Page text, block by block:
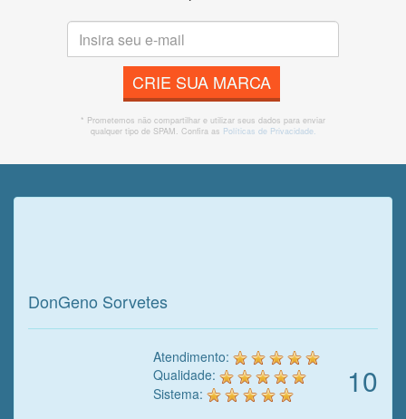
CRIE SUA MARCA
* Prometemos não compartilhar e utilizar seus dados para enviar
qualquer tipo de SPAM. Confira as Políticas de Privacidade.
DonGeno Sorvetes
10
Atendimento:
Qualidade:
Sistema: